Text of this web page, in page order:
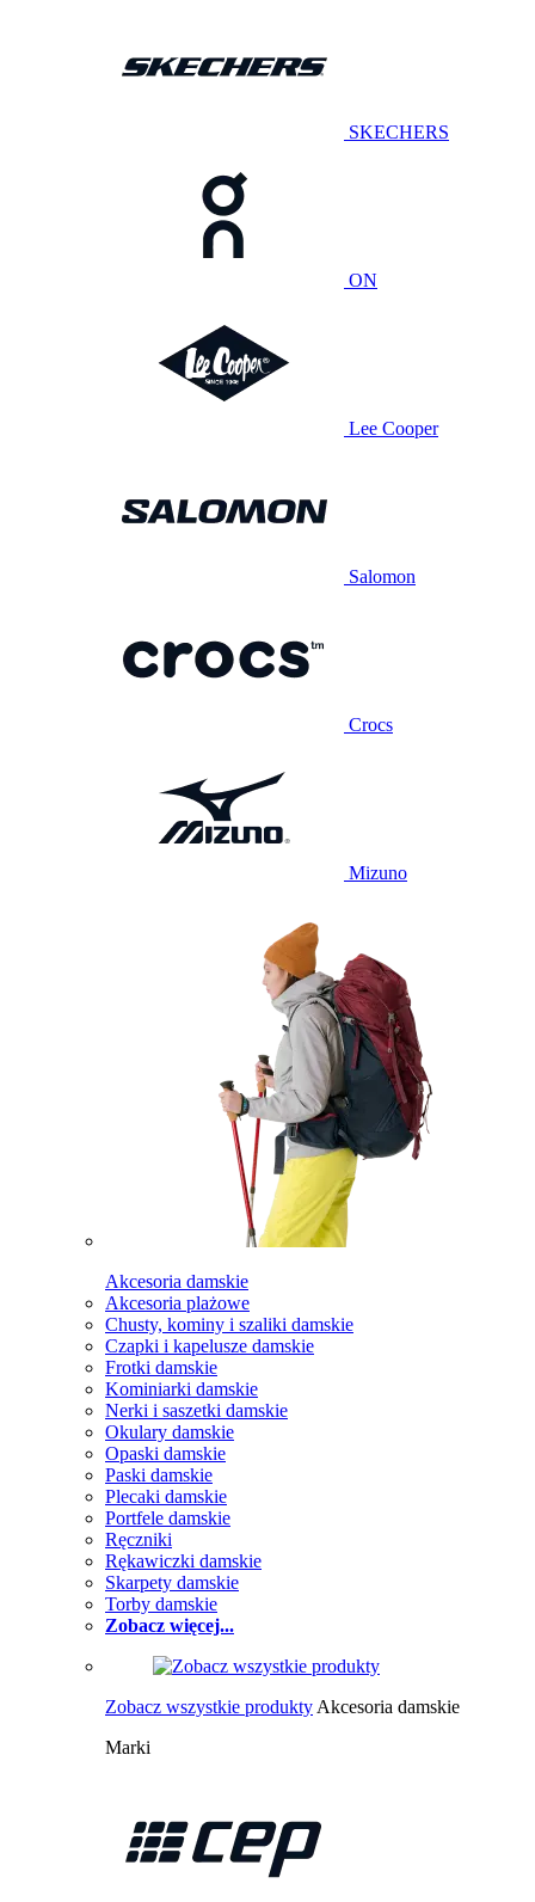
SKECHERS
ON
Lee Cooper
Salomon
Crocs
Mizuno
Akcesoria damskie
Akcesoria plażowe
Chusty, kominy i szaliki damskie
Czapki i kapelusze damskie
Frotki damskie
Kominiarki damskie
Nerki i saszetki damskie
Okulary damskie
Opaski damskie
Paski damskie
Plecaki damskie
Portfele damskie
Ręczniki
Rękawiczki damskie
Skarpety damskie
Torby damskie
Zobacz więcej...
Zobacz wszystkie produkty Akcesoria damskie
Marki